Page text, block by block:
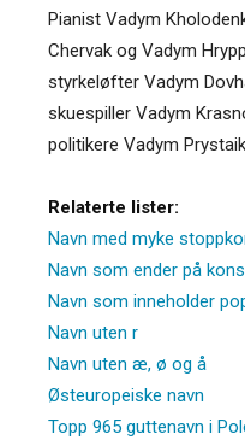
Pianist Vadym
Chervak og Vadym
styrkeløfter Vadym
skuespiller Vadym
politikere Vadym
Relaterte lister:
Navn med myke
Navn som ender på
Navn som inneholder
Navn uten r
Navn uten æ, ø og å
Østeuropeiske navn
Topp 965 guttenavn i